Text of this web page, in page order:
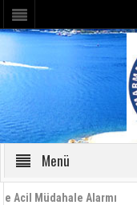
Menü
Müdahale Alarmı